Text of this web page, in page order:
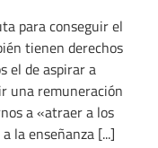
para conseguir el
tienen derechos
el de aspirar a
una remuneración
a «atraer a los
la enseñanza [...]